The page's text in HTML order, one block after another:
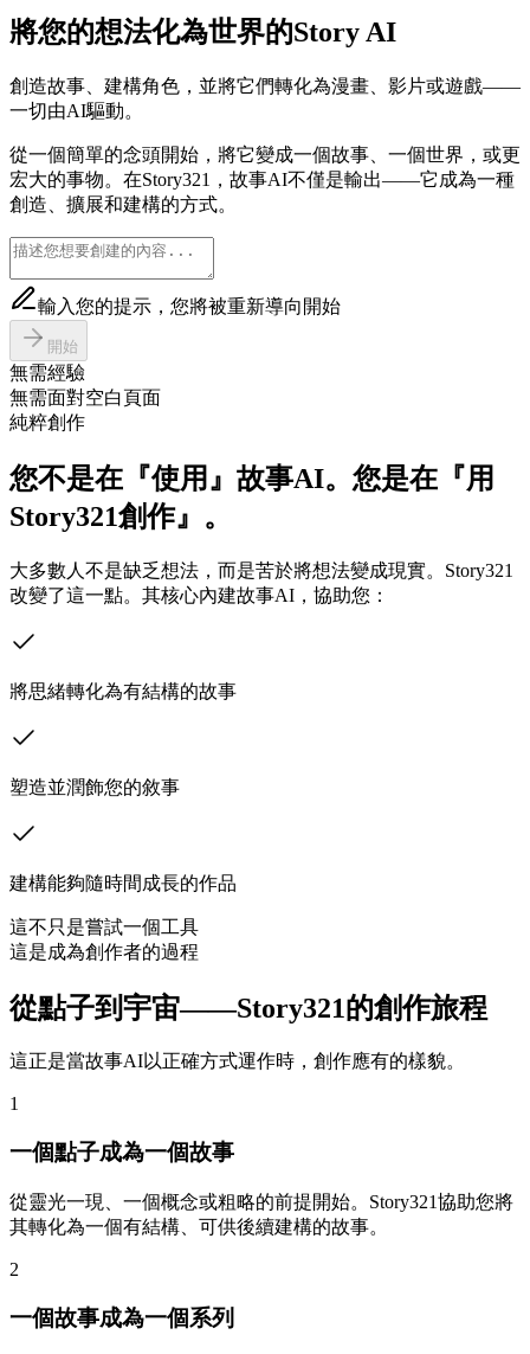
將您的想法化為世界的Story AI
創造故事、建構角色，並將它們轉化為漫畫、影片或遊戲——
一切由AI驅動。
從一個簡單的念頭開始，將它變成一個故事、一個世界，或更
宏大的事物。在Story321，故事AI不僅是輸出——它成為一種
創造、擴展和建構的方式。
輸入您的提示，您將被重新導向開始
開始
無需經驗
無需面對空白頁面
純粹創作
您不是在『使用』故事AI。您是在『用
Story321創作』。
大多數人不是缺乏想法，而是苦於將想法變成現實。Story321
改變了這一點。其核心內建故事AI，協助您：
將思緒轉化為有結構的故事
塑造並潤飾您的敘事
建構能夠隨時間成長的作品
這不只是嘗試一個工具
這是成為創作者的過程
從點子到宇宙——Story321的創作旅程
這正是當故事AI以正確方式運作時，創作應有的樣貌。
1
一個點子成為一個故事
從靈光一現、一個概念或粗略的前提開始。Story321協助您將
其轉化為一個有結構、可供後續建構的故事。
2
一個故事成為一個系列